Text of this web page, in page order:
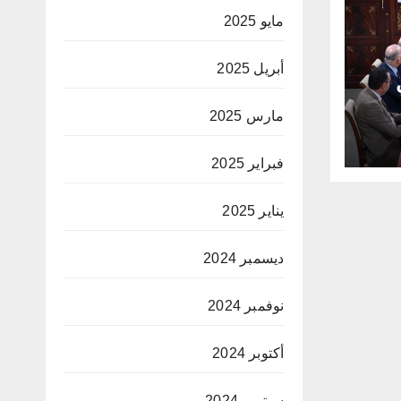
مايو 2025
أبريل 2025
مارس 2025
فبراير 2025
يناير 2025
ديسمبر 2024
نوفمبر 2024
أكتوبر 2024